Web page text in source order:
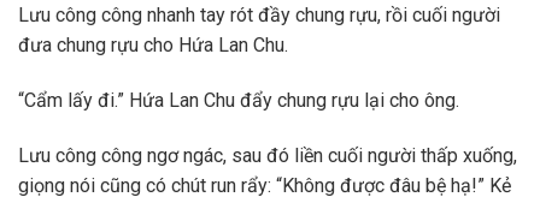
Lưu công công nhanh tay rót đầy chung rựu, rồi cuối người
đưa chung rựu cho Hứa Lan Chu.
“Cẩm lấy đi.” Hứa Lan Chu đẩy chung rựu lại cho ông.
Lưu công công ngơ ngác, sau đó liền cuối người thấp xuống,
giọng nói cũng có chút run rẩy: “Không được đâu bệ hạ!” Kẻ